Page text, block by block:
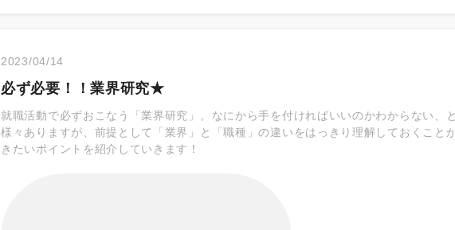
2023/04/14
必ず必要！！業界研究★
就職活動で必ずおこなう「業界研究」。なにから手を付ければいいのかわからない、
様々ありますが、前提として「業界」と「職種」の違いをはっきり理解しておくこと
きたいポイントを紹介していきます！